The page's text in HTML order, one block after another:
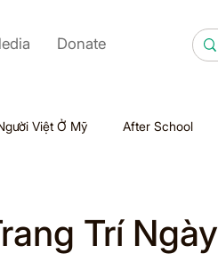
Donate
Việt Ở Mỹ After School
Trí Ngày